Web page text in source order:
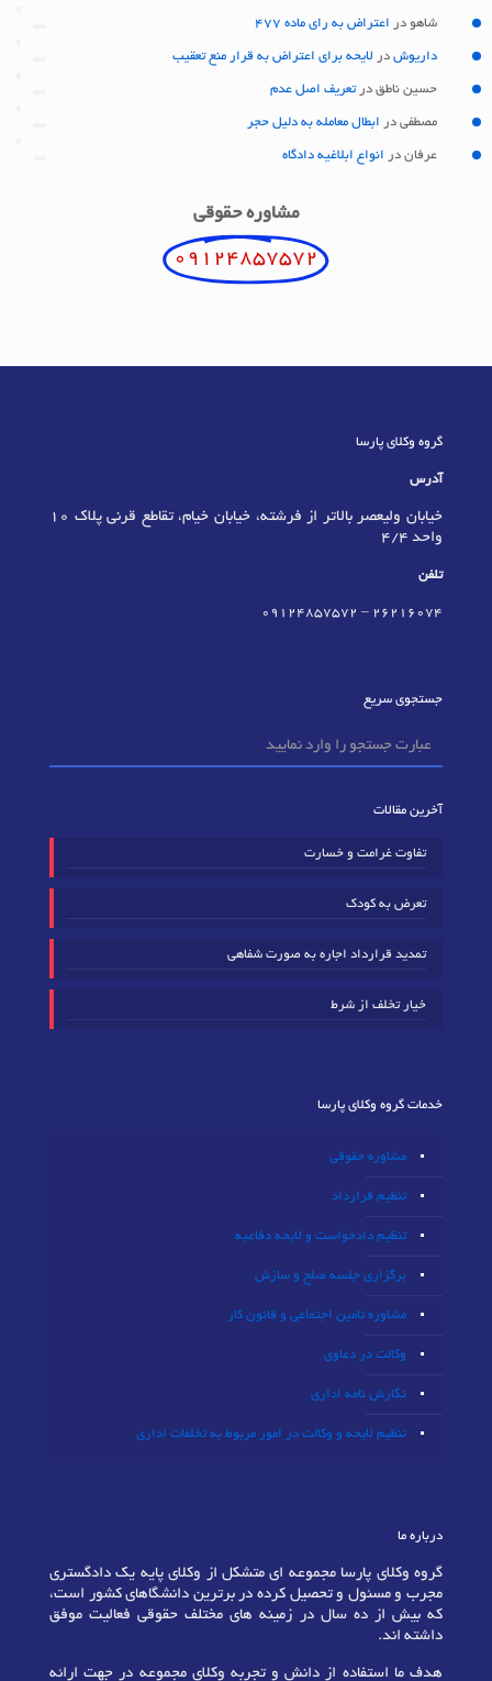
شاهو در اعتراض به رای ماده 477
داریوش در لایحه برای اعتراض به قرار منع تعقیب
حسین ناطق درتعریف اصل عدم
مصطفی در ابطال معامله به دلیل حجر
عرفان در انواع ابلاغیه دادگاه
مشاوره حقوقی
09124857572
گروه وکلای پارسا
آدرس
خیابان ولیعصر بالاتر از فرشته، خیابان خیام، تقاطع قرنی پلاک 10
واحد 4/4
تلفن
٢٦٢١٦٠٧٤ –
09124857572
جستجوی سریع
آخرین مقالات
تفاوت غرامت و خسارت
تعرض به کودک
تمدید قرارداد اجاره به صورت شفاهی
خیار تخلف از شرط
خدمات گروه وکلای پارسا
مشاوره حقوقی
تنظیم قرارداد
تنظیم دادخواست و لایحه دفاعیه
برگزاری جلسه صلح و سازش
مشاوره تامین اجتماعی و قانون کار
وکالت در دعاوی
نگارش نامه اداری
تنظیم لایحه و وکالت در امور مربوط به تخلفات اداری
درباره ما
گروه وکلای پارسا مجموعه ای متشکل از وکلای پایه یک دادگستری
مجرب و مسئول و تحصیل کرده در برترین دانشگاهای کشور است،
که بیش از ده سال در زمینه های مختلف حقوقی فعالیت موفق
داشته اند.
هدف ما استفاده از دانش و تجربه وکلای مجموعه در جهت ارائه